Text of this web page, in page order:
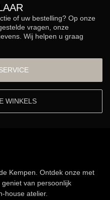
of uw bestelling? Op onze
vragen, onze
Wij helpen u graag
WINKELS
Kempen. Ontdek onze met
van persoonlijk
house atelier.